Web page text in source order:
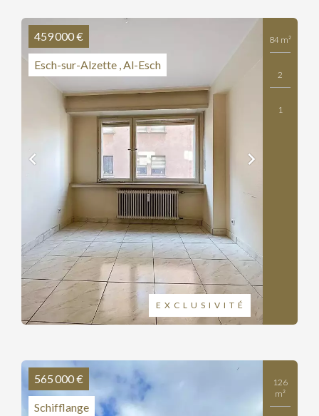
459 000 €
Esch-sur-Alzette , Al-Esch
84 m²
2
1
EXCLUSIVITÉ
565 000 €
Schifflange
126
m²